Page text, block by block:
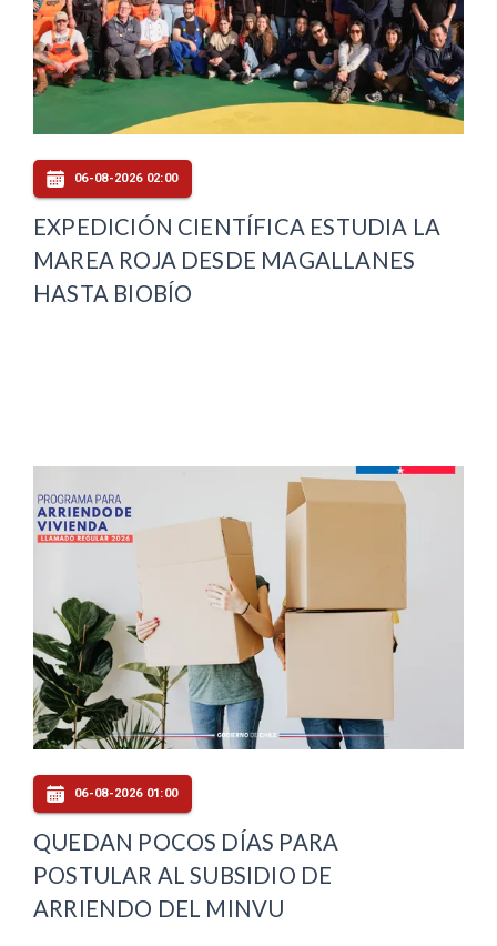
06-08-2026 02:00
EXPEDICIÓN CIENTÍFICA ESTUDIA LA
MAREA ROJA DESDE MAGALLANES
HASTA BIOBÍO
06-08-2026 01:00
QUEDAN POCOS DÍAS PARA
POSTULAR AL SUBSIDIO DE
ARRIENDO DEL MINVU